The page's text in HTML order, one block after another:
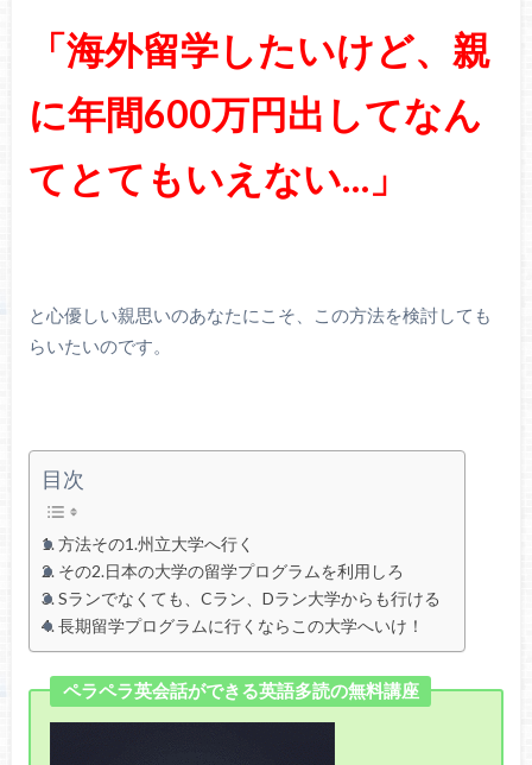
「海外留学したいけど、親
に年間600万円出してなん
てとてもいえない…」
と心優しい親思いのあなたにこそ、この方法を検討しても
らいたいのです。
目次
方法その1.州立大学へ行く
その2.日本の大学の留学プログラムを利用しろ
Sランでなくても、Cラン、Dラン大学からも行ける
長期留学プログラムに行くならこの大学へいけ！
ペラペラ英会話ができる英語多読の無料講座